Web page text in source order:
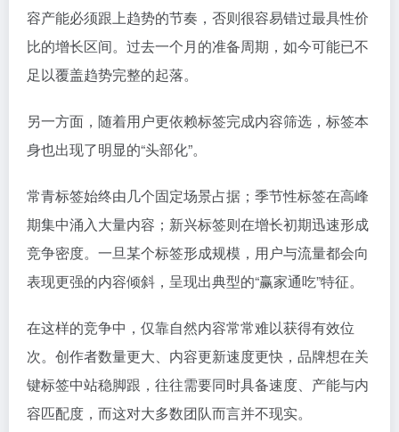
容产能必须跟上趋势的节奏，否则很容易错过最具性价
比的增长区间。过去一个月的准备周期，如今可能已不
足以覆盖趋势完整的起落。
另一方面，随着用户更依赖标签完成内容筛选，标签本
身也出现了明显的“头部化”。
常青标签始终由几个固定场景占据；季节性标签在高峰
期集中涌入大量内容；新兴标签则在增长初期迅速形成
竞争密度。一旦某个标签形成规模，用户与流量都会向
表现更强的内容倾斜，呈现出典型的“赢家通吃”特征。
在这样的竞争中，仅靠自然内容常常难以获得有效位
次。创作者数量更大、内容更新速度更快，品牌想在关
键标签中站稳脚跟，往往需要同时具备速度、产能与内
容匹配度，而这对大多数团队而言并不现实。